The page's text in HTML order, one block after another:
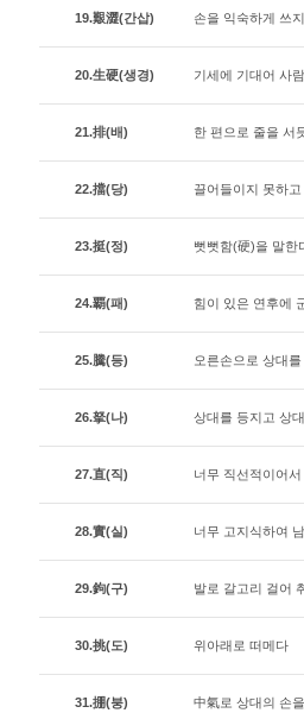
19.艱澀(간삽) 손을 익숙하게 쓰
20.生硬(생경) 기세에 기대어 사
21.排(배) 한 편으로 줄을 서
22.擋(당) 끌어들이지 못하
23.挺(정) 뻣뻣함(硬)을 말한
24.覇(패) 힘이 있은 연후에
25.騰(등) 오른손으로 상대
26.拏(나) 상대를 등지고 상
27.直(직) 너무 직선적이어
28.實(실) 너무 고지식하여
29.鉤(구) 발로 갈고리 걸어
30.挑(도) 위아래로 떠메다
31.掤(붕) 中氣로 상대의 손